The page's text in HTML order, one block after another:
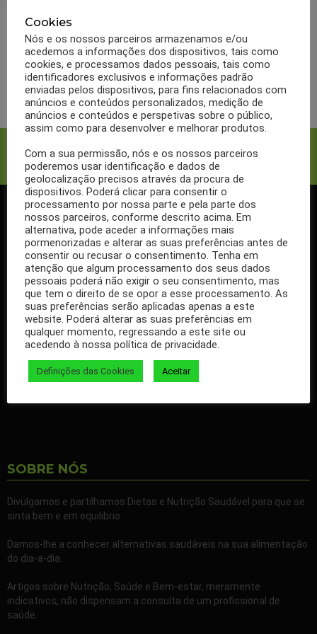
tomate e lentilhas
indicada para diabéticos
LER MAIS
SIGA-NOS NO FACEBOOK
Se ainda não segue a nossa página de Facebook, não espere mais!
Basta clicar no botão Seguir em cima.
Ao seguir a nossa página passa a receber gratuitamente os
nossos artigos no seu Facebook.
Partilhe também a nossa página com todos os seus familiares e
SOBRE NÓS
Divulgamos e partilhamos Dietas e Nutrição Saudável para que se
sinta bem e em equilibrio.
Damos-lhe a conhecer alternativas saudáveis na sua alimentação
do dia-a-dia.
Artigos sobre Nutrição, Saúde e Bem-estar, meramente
indicativos, não dispensam a consulta de um profissional de
saúde.
Cookies
Nós e os nossos parceiros armazenamos e/ou
acedemos a informações dos dispositivos, tais como
cookies, e processamos dados pessoais, tais como
identificadores exclusivos e informações padrão
enviadas pelos dispositivos, para fins relacionados com
anúncios e conteúdos personalizados, medição de
anúncios e conteúdos e perspetivas sobre o público,
assim como para desenvolver e melhorar produtos.
Com a sua permissão, nós e os nossos parceiros
poderemos usar identificação e dados de
geolocalização precisos através da procura de
dispositivos. Poderá clicar para consentir o
processamento por nossa parte e pela parte dos
nossos parceiros, conforme descrito acima. Em
alternativa, pode aceder a informações mais
pormenorizadas e alterar as suas preferências antes de
consentir ou recusar o consentimento. Tenha em
atenção que algum processamento dos seus dados
pessoais poderá não exigir o seu consentimento, mas
que tem o direito de se opor a esse processamento. As
suas preferências serão aplicadas apenas a este
website. Poderá alterar as suas preferências em
qualquer momento, regressando a este site ou
acedendo à nossa política de privacidade.
Definições das Cookies Aceitar